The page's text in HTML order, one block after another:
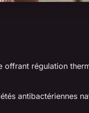
offrant régulation
antibactériennes